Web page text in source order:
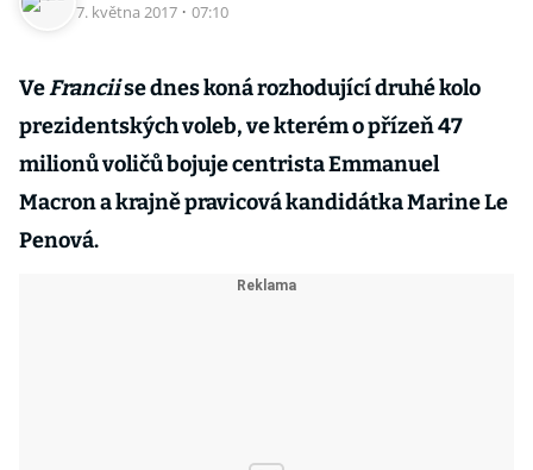
7. května 2017 · 07:10
VeFranciise dnes koná rozhodující druhé kolo
prezidentských voleb, ve kterém o přízeň 47
milionů voličů bojuje centrista Emmanuel
Macron a krajně pravicová kandidátka Marine Le
Penová.